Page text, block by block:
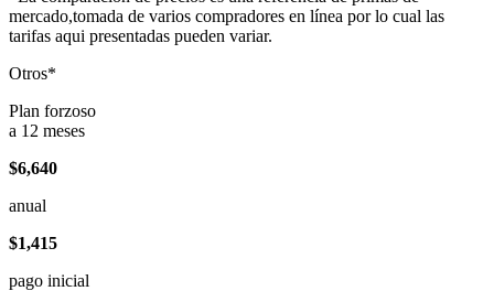
mercado,tomada de varios compradores en línea por lo cual las
tarifas aqui presentadas pueden variar.
Otros*
Plan forzoso
a 12 meses
$6,640
anual
$1,415
pago inicial